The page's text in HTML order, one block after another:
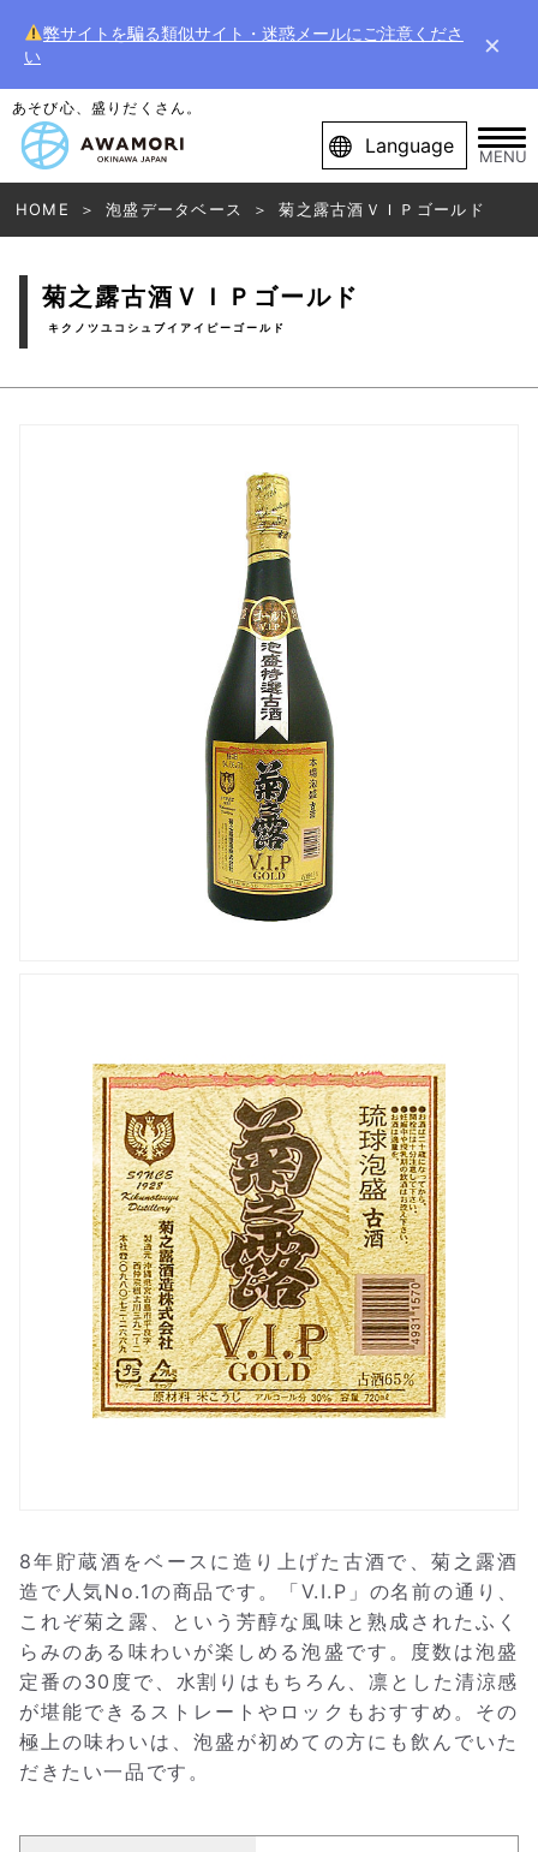
弊サイトを騙る類似サイト・迷惑メールにご注意くださ
い
×
あそび心、盛りだくさん。
Language MENU
HOME 泡盛データベース 菊之露古酒ＶＩＰゴールド
菊之露古酒ＶＩＰゴールド
キクノツユコシュブイアイピーゴールド
8年貯蔵酒をベースに造り上げた古酒で、菊之露酒
造で人気No.1の商品です。「V.I.P」の名前の通り、
これぞ菊之露、という芳醇な風味と熟成されたふく
らみのある味わいが楽しめる泡盛です。度数は泡盛
定番の30度で、水割りはもちろん、凛とした清涼感
が堪能できるストレートやロックもおすすめ。その
極上の味わいは、泡盛が初めての方にも飲んでいた
だきたい一品です。